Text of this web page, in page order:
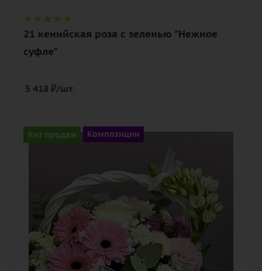
21 кенийская роза с зеленью "Нежное
суфле"
5 418 ₽/шт.
Хит продаж Композиции
Цвет
белый, нежный, розовый
гвоздика (диантус), гербера макси,
гипсофилы, орнитогалум, роза, роза
пионовидная, хризантема кустовая,
писташ, эвкалипт, декор, оазис, лента,
корзина